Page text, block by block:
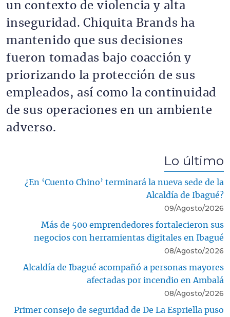
un contexto de violencia y alta
inseguridad. Chiquita Brands ha
mantenido que sus decisiones
fueron tomadas bajo coacción y
priorizando la protección de sus
empleados, así como la continuidad
de sus operaciones en un ambiente
adverso.
Lo último
¿En ‘Cuento Chino’ terminará la nueva sede de la
Alcaldía de Ibagué?
09/Agosto/2026
Más de 500 emprendedores fortalecieron sus
negocios con herramientas digitales en Ibagué
08/Agosto/2026
Alcaldía de Ibagué acompañó a personas mayores
afectadas por incendio en Ambalá
08/Agosto/2026
Primer consejo de seguridad de De La Espriella puso